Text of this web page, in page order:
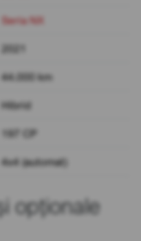
Seria NX
2021
44.000 km
Hibrid
197 CP
4x4 (automat)
opționale